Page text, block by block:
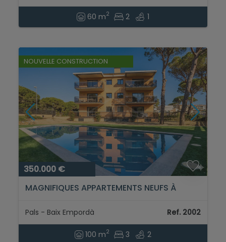
60 m2 2 1
NOUVELLE CONSTRUCTION
350.000 €
MAGNIFIQUES APPARTEMENTS NEUFS À
Pals - Baix Empordà Ref. 2002
100 m2 3 2